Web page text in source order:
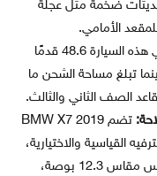
ضخمة مثل عجلة
الأمامي.
تبلغ مساحة الشحن في هذه السيارة 48.6 قدمًا
تبلغ مساحة الشحن ما
تضم BMW X7 2019
القياسية والاختيارية،
ويتميز أحدث إصدار iDrive بشاشة لمس مقاس 12.3 بوصة،